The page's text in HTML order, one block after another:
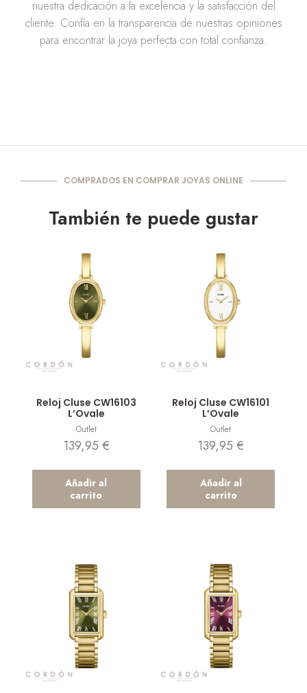
nuestra dedicación a la excelencia y la satisfacción del
cliente. Confía en la transparencia de nuestras opiniones
para encontrar la joya perfecta con total confianza.
COMPRADOS EN COMPRAR JOYAS ONLINE
También te puede gustar
Reloj Cluse CW16103
L’Ovale
Outlet
139,95 €
Añadir al
carrito
Reloj Cluse CW16101
L’Ovale
Outlet
139,95€
Añadir al
carrito